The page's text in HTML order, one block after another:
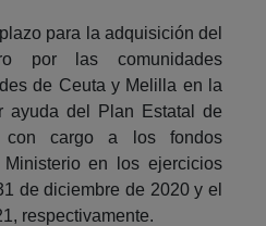
para la adquisición del
por las comunidades
de Ceuta y Melilla en la
ayuda del Plan Estatal de
con cargo a los fondos
en los ejercicios
de diciembre de 2020 y el
respectivamente.